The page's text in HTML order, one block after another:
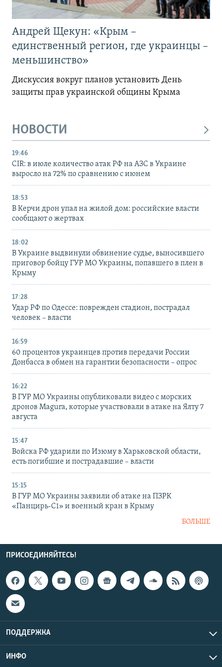
Андрей Щекун: «Крым –
единственный регион, где украинцы –
меньшинство»
Дискуссия вокруг планов установить День
защиты прав украинской общины Крыма
НОВОСТИ
19:46
CIR: в июле количество атак РФ на АЗС в Украине
выросло на 72% по сравнению с июнем
18:53
В Керчи дрон упал на жилой дом: российские власти
сообщают о жертвах
18:02
В Украине выдвинули обвинение судье, выносившего
приговор бойцу ГУР МО Украины, попавшего в плен в
Крыму
17:28
Удар РФ по Одессе: поврежден стадион, пострадал
человек – власти
16:59
60 процентов украинцев против передачи России
Донбасса в обмен на гарантии безопасности – опрос
16:22
В ГУР МО Украины опубликовали видео с морских
дронов Magura, которые участвовали в атаке на Ялту 7
августа
15:47
Войска РФ ударили по Изюму в Харьковской области,
есть погибшие и пострадавшие – власти
15:15
В ГУР МО Украины заявили об атаке на ПЗРК
«Панцирь-С1» и военный кран в Крыму
БОЛЬШЕ
ПРИСОЕДИНЯЙТЕСЬ!
ПОДДЕРЖКА
ИНФО